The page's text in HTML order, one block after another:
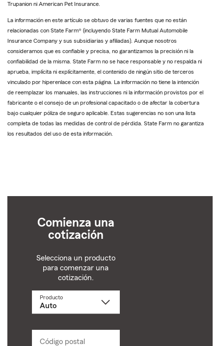
Trupanion ni American Pet Insurance.
La información en este artículo se obtuvo de varias fuentes que no están
relacionadas con State Farm® (incluyendo State Farm Mutual Automobile
Insurance Company y sus subsidiarias y afiliadas). Aunque nosotros
consideramos que es confiable y precisa, no garantizamos la precisión ni la
confiabilidad de la misma. State Farm no se hace responsable y no respalda ni
aprueba, implícita ni explícitamente, el contenido de ningún sitio de terceros
vinculado por hiperenlace con esta página. La información no tiene la intención
de reemplazar los manuales, las instrucciones ni la información provistos por el
fabricante o el consejo de un profesional capacitado o de afectar la cobertura
bajo cualquier póliza de seguro aplicable. Estas sugerencias no son una lista
completa de todas las medidas de control de pérdida. State Farm no garantiza
los resultados del uso de esta información.
Comienza una
cotización
Selecciona un producto
para comenzar una
cotización.
ProductoSelecciona
dropdown
Código postal